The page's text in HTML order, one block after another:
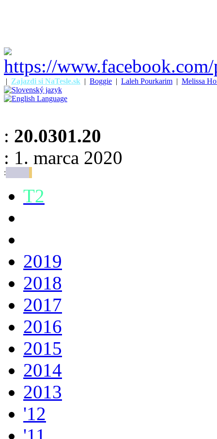
| Zajazdi si NaTesle.sk | Boggie | Laleh Pourkarim | Melissa
: 20.0301.20
: 1. marca 2020
:
T2
2019
2018
2017
2016
2015
2014
2013
'12